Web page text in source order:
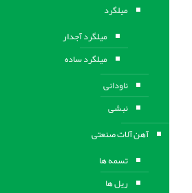
میلگرد
میلگرد آجدار
میلگرد ساده
ناودانی
نبشی
آهن آلات صنعتی
تسمه ها
ریل ها